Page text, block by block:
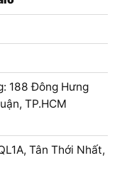
188 Đông Hưng
TP.HCM
Tân Thới Nhất,